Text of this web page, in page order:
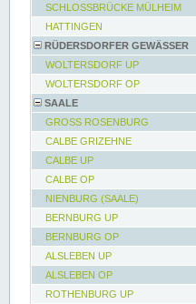
SCHLOSSBRÜCKE MÜLHEIM
HATTINGEN
RÜDERSDORFER GEWÄSSER
WOLTERSDORF UP
WOLTERSDORF OP
SAALE
GROSS ROSENBURG
CALBE GRIZEHNE
CALBE UP
CALBE OP
NIENBURG (SAALE)
BERNBURG UP
BERNBURG OP
ALSLEBEN UP
ALSLEBEN OP
ROTHENBURG UP